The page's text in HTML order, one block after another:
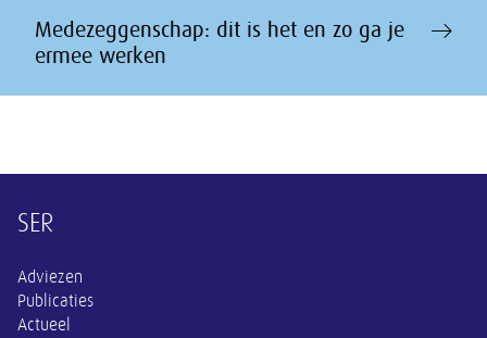
Medezeggenschap: dit is het en zo ga je
ermee werken
Overige informatie
SER
Adviezen
Publicaties
Actueel